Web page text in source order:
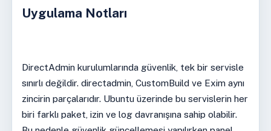
Uygulama Notları
DirectAdmin kurulumlarında güvenlik, tek bir servisle
sınırlı değildir. directadmin, CustomBuild ve Exim aynı
zincirin parçalarıdır. Ubuntu üzerinde bu servislerin her
biri farklı paket, izin ve log davranışına sahip olabilir.